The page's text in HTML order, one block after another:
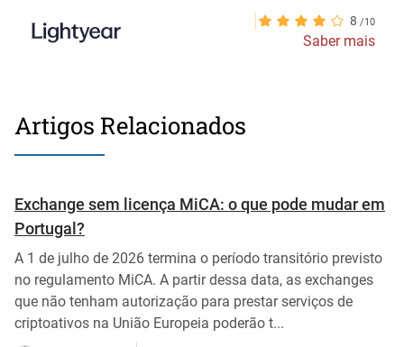
8
Saber mais
Artigos Relacionados
Exchange sem licença MiCA: o que pode mudar em
Portugal?
A 1 de julho de 2026 termina o período transitório previsto
no regulamento MiCA. A partir dessa data, as exchanges
que não tenham autorização para prestar serviços de
criptoativos na União Europeia poderão t...